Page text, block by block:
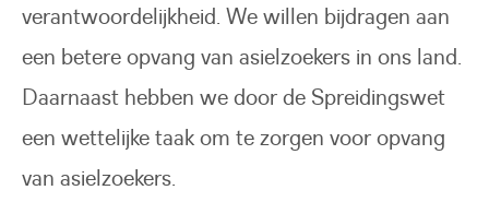
verantwoordelijkheid. We willen bijdragen aan
een betere opvang van asielzoekers in ons land.
Daarnaast hebben we door de Spreidingswet
een wettelijke taak om te zorgen voor opvang
van asielzoekers.